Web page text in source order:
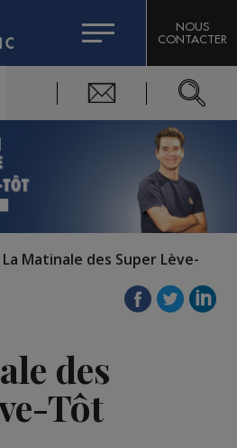
DE L'EXPERT
MACHINERY
DOMAINES SKIABLES
DU MONT-BLANC
NOUS
CONTACTER
La Matinale des Super Lève-
des
Tôt